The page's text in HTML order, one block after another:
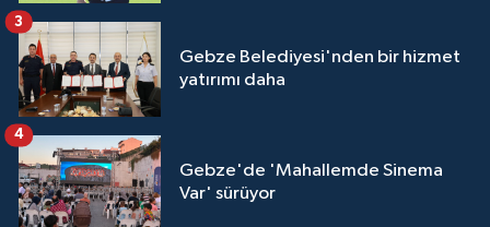
Gebze Belediyesi'nden bir hizmet
yatırımı daha
3
Gebze'de 'Mahallemde Sinema
Var' sürüyor
4